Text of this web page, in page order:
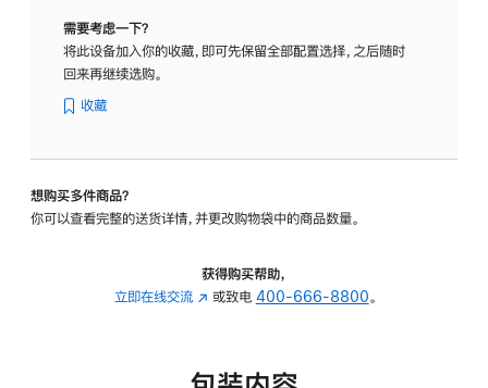
璃
转
的
需要考虑一下？
将此设备加入你的收藏，即可先保留全部配置选择，之后随时
回来再继续选购。
收藏
想购买多件商品？
你可以查看完整的送货详情，并更改购物袋中的商品数量。
获得购买帮助，
立即在线交流 (在 或致电 400-666-8800。